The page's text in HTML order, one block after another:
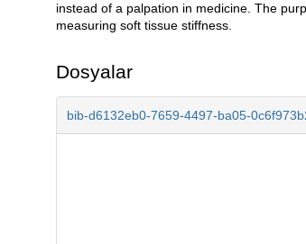
instead of a palpation in medicine. The
measuring soft tissue stiffness.
Dosyalar
bib-d6132eb0-7659-4497-ba05-